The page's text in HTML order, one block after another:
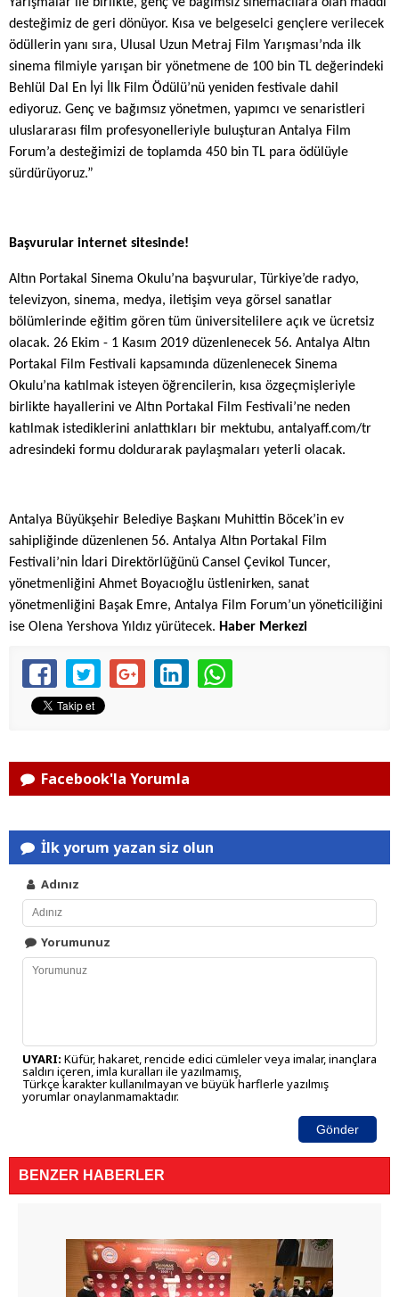
Yarışmalar ile birlikte, genç ve bağımsız sinemacılara olan maddi
desteğimiz de geri dönüyor. Kısa ve belgeselci gençlere verilecek
ödüllerin yanı sıra, Ulusal Uzun Metraj Film Yarışması’nda ilk
sinema filmiyle yarışan bir yönetmene de 100 bin TL değerindeki
Behlül Dal En İyi İlk Film Ödülü’nü yeniden festivale dahil
ediyoruz. Genç ve bağımsız yönetmen, yapımcı ve senaristleri
uluslararası film profesyonelleriyle buluşturan Antalya Film
Forum’a desteğimizi de toplamda 450 bin TL para ödülüyle
sürdürüyoruz.”
Başvurular internet sitesinde!
Altın Portakal Sinema Okulu’na başvurular, Türkiye’de radyo,
televizyon, sinema, medya, iletişim veya görsel sanatlar
bölümlerinde eğitim gören tüm üniversitelilere açık ve ücretsiz
olacak. 26 Ekim - 1 Kasım 2019 düzenlenecek 56. Antalya Altın
Portakal Film Festivali kapsamında düzenlenecek Sinema
Okulu’na katılmak isteyen öğrencilerin, kısa özgeçmişleriyle
birlikte hayallerini ve Altın Portakal Film Festivali’ne neden
katılmak istediklerini anlattıkları bir mektubu, antalyaff.com/tr
adresindeki formu doldurarak paylaşmaları yeterli olacak.
Antalya Büyükşehir Belediye Başkanı Muhittin Böcek’in ev
sahipliğinde düzenlenen 56. Antalya Altın Portakal Film
Festivali’nin İdari Direktörlüğünü Cansel Çevikol Tuncer,
yönetmenliğini Ahmet Boyacıoğlu üstlenirken, sanat
yönetmenliğini Başak Emre, Antalya Film Forum’un yöneticiliğini
ise Olena Yershova Yıldız yürütecek. Haber Merkezi
Facebook'la Yorumla
İlk yorum yazan siz olun
Adınız
Yorumunuz
UYARI: Küfür, hakaret, rencide edici cümleler veya imalar, inançlara
saldırı içeren, imla kuralları ile yazılmamış,
Türkçe karakter kullanılmayan ve büyük harflerle yazılmış
yorumlar onaylanmamaktadır.
Gönder
BENZER HABERLER